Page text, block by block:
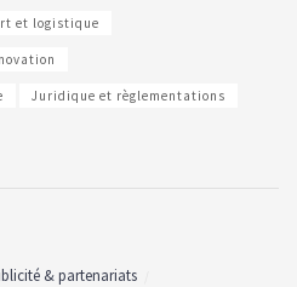
et logistique
Juridique et règlementations
& partenariats